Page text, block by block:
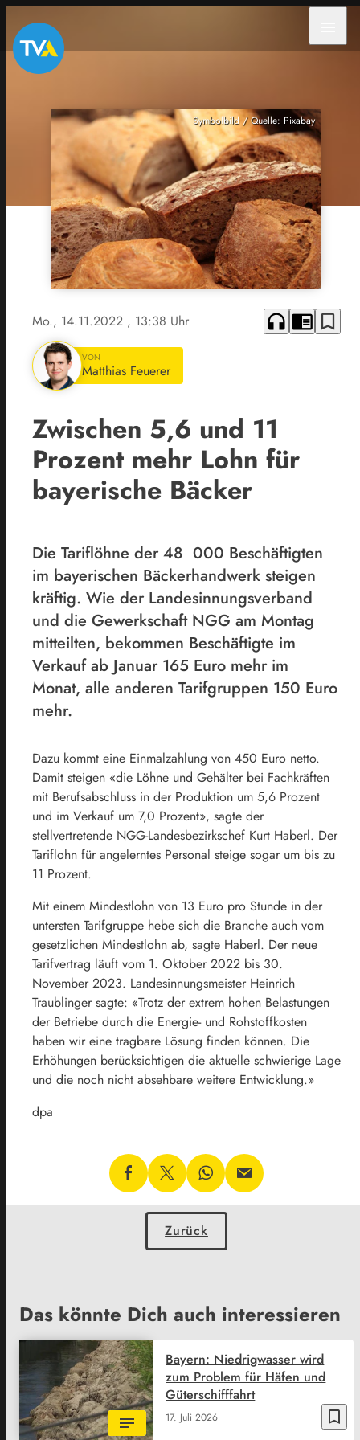
Symbolbild / Quelle: Pixabay
Mo., 14.11.2022 , 13:38 Uhr headphones chrome_reader_mode bookmark_border
VON
Matthias Feuerer
Zwischen 5,6 und 11
Prozent mehr Lohn für
bayerische Bäcker
Die Tariflöhne der 48 000 Beschäftigten
im bayerischen Bäckerhandwerk steigen
kräftig. Wie der Landesinnungsverband
und die Gewerkschaft NGG am Montag
mitteilten, bekommen Beschäftigte im
Verkauf ab Januar 165 Euro mehr im
Monat, alle anderen Tarifgruppen 150 Euro
mehr.
Dazu kommt eine Einmalzahlung von 450 Euro netto.
Damit steigen «die Löhne und Gehälter bei Fachkräften
mit Berufsabschluss in der Produktion um 5,6 Prozent
und im Verkauf um 7,0 Prozent», sagte der
stellvertretende NGG-Landesbezirkschef Kurt Haberl. Der
Tariflohn für angelerntes Personal steige sogar um bis zu
11 Prozent.
Mit einem Mindestlohn von 13 Euro pro Stunde in der
untersten Tarifgruppe hebe sich die Branche auch vom
gesetzlichen Mindestlohn ab, sagte Haberl. Der neue
Tarifvertrag läuft vom 1. Oktober 2022 bis 30.
November 2023. Landesinnungsmeister Heinrich
Traublinger sagte: «Trotz der extrem hohen Belastungen
der Betriebe durch die Energie- und Rohstoffkosten
haben wir eine tragbare Lösung finden können. Die
Erhöhungen berücksichtigen die aktuelle schwierige Lage
und die noch nicht absehbare weitere Entwicklung.»
dpa
Zurück
Das könnte Dich auch interessieren
bookmark_border
17. Juli 2026
Bayern: Niedrigwasser wird
zum Problem für Häfen und
Güterschifffahrt